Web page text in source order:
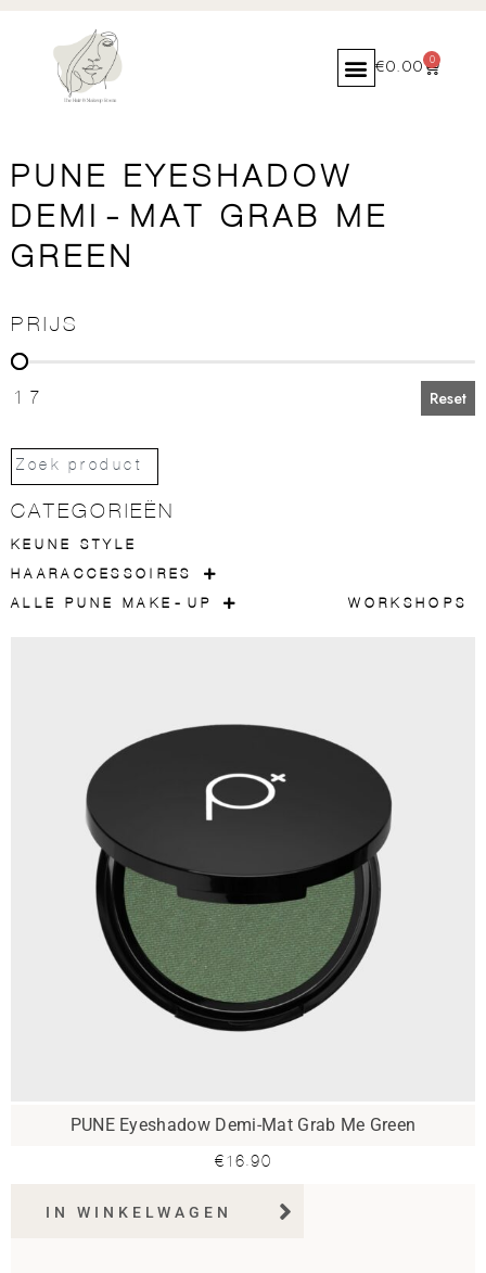
€0.00 0
PUNE EYESHADOW
DEMI-MAT GRAB ME
GREEN
PRIJS
PRIJS
17 Reset
CATEGORIEËN
KEUNE STYLE
HAARACCESSOIRES
ALLE PUNE MAKE-UP
WORKSHOPS
PUNE Eyeshadow Demi-Mat Grab Me Green
€16.90
IN WINKELWAGEN